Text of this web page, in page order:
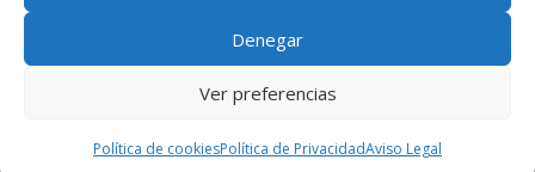
Denegar
Ver preferencias
Política de cookiesPolítica de PrivacidadAviso Legal
® Copyright Amascal | Diseñado porTrixma